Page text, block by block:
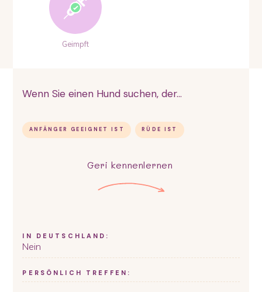
Geimpft
Wenn Sie einen Hund suchen, der...
ANFÄNGER GEEIGNET IST RÜDE IST
Geri kennenlernen
IN DEUTSCHLAND:
Nein
PERSÖNLICH TREFFEN: